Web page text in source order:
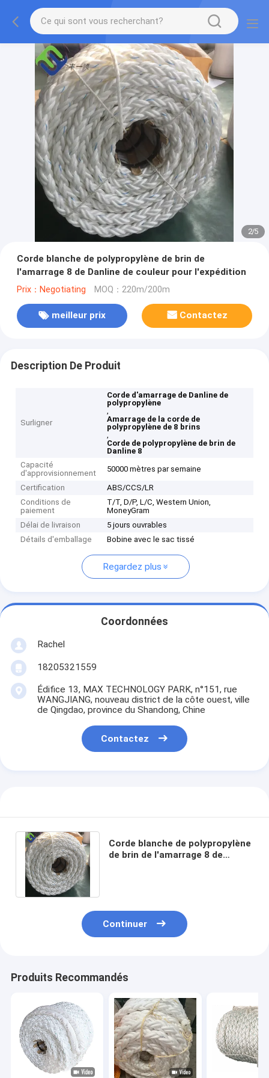
2/5
Corde blanche de polypropylène de brin de
l'amarrage 8 de Danline de couleur pour l'expédition
Prix：Negotiating MOQ：220m/200m
meilleur prix Contactez
Description De Produit
Surligner
Corde d'amarrage de Danline de
polypropylène
,
Amarrage de la corde de
polypropylène de 8 brins
,
Corde de polypropylène de brin de
Danline 8
Capacité
d'approvisionnement
50000 mètres par semaine
Certification
ABS/CCS/LR
Conditions de
paiement
T/T, D/P, L/C, Western Union,
MoneyGram
Délai de livraison
5 jours ouvrables
Détails d'emballage
Bobine avec le sac tissé
Regardez plus
Coordonnées
Rachel
18205321559
Édifice 13, MAX TECHNOLOGY PARK, n°151, rue
WANGJIANG, nouveau district de la côte ouest, ville
de Qingdao, province du Shandong, Chine
Contactez
Corde blanche de polypropylène
de brin de l'amarrage 8 de
Continuer
Produits Recommandés